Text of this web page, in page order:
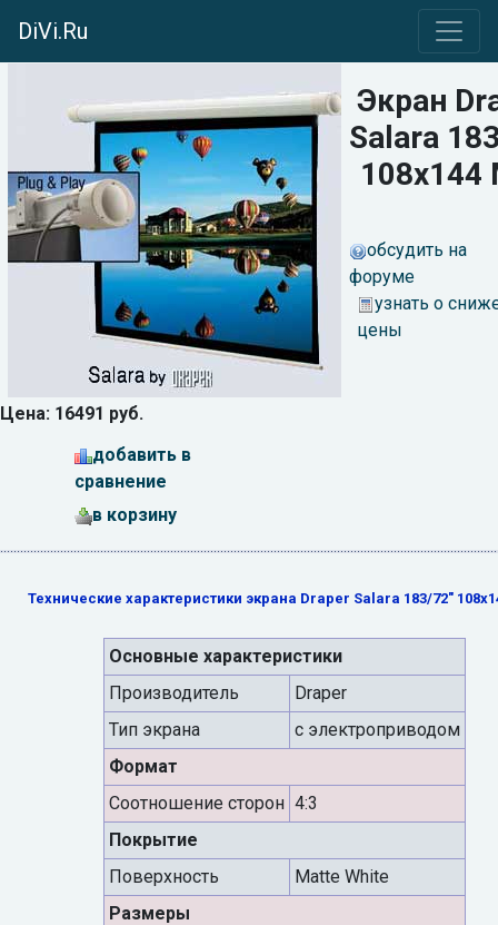
DiVi.Ru
Цена: 16491 руб.
добавить в
сравнение
в корзину
Экран
Salara
108x144
обсудить на
форуме
узнать о
цены
Технические характеристики экрана Draper Salara 183/72"
Основные характеристики
Производитель
Draper
Тип экрана
с электроприводом
Формат
Cоотношение сторон 4:3
Покрытие
Поверхность
Matte White
Размеры